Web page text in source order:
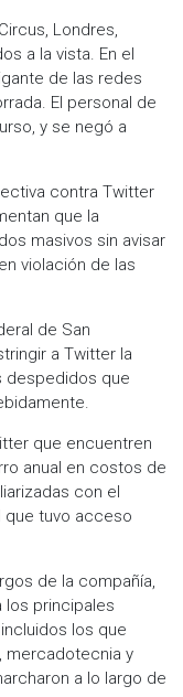
Londres,
a la vista. En el
de las redes
El personal de
y se negó a
contra Twitter
que la
masivos sin avisar
violación de las
de San
a Twitter la
despedidos que
que encuentren
anual en costos de
con el
que tuvo acceso
de la compañía,
los principales
los que
mercadotecnia y
a lo largo de